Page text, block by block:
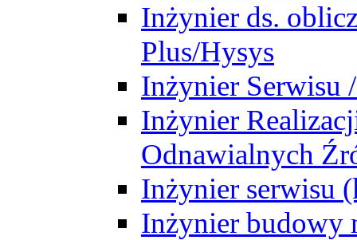
Inżynier ds.
Plus/Hysys
Inżynier Serwisu
Inżynier
Odnawialnych
Inżynier serwisu
Inżynier budowy